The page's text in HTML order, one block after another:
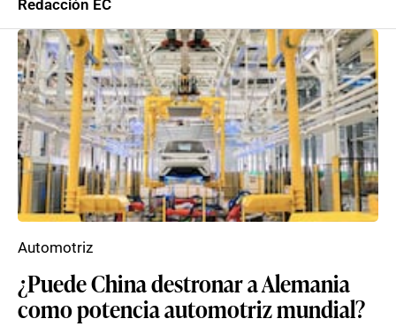
Redacción EC
¿Puede China destronar a Alemania
como potencia automotriz mundial?
Automotriz